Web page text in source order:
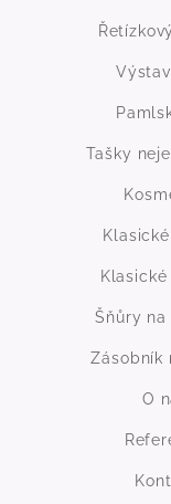
Tašky
Šňůry
Zásobník
O